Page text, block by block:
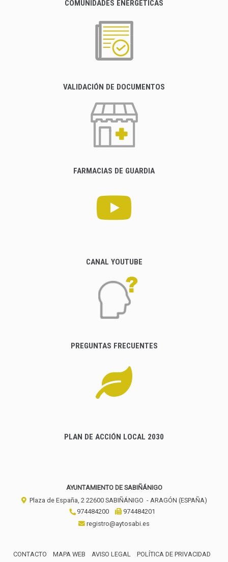
COMUNIDADES ENERGÉTICAS
VALIDACIÓN DE DOCUMENTOS
FARMACIAS DE GUARDIA
CANAL YOUTUBE
PREGUNTAS FRECUENTES
PLAN DE ACCIÓN LOCAL 2030
AYUNTAMIENTO DE SABIÑÁNIGO
Plaza de España, 2 22600 SABIÑÁNIGO - ARAGÓN (ESPAÑA)
974484200
974484201
registro@aytosabi.es
CONTACTO MAPA WEB AVISO LEGAL POLÍTICA DE PRIVACIDAD